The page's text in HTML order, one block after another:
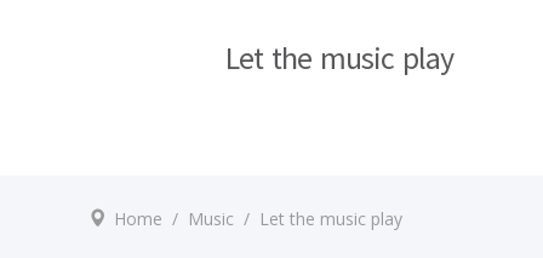
Let the music play
Home / Music / Let the music play